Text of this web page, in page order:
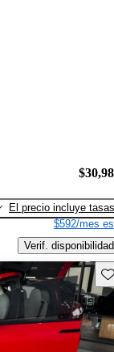
El precio incluye tasas
$592/mes
Verif. disponibilidad